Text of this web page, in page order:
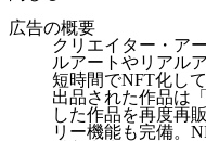
広告の概要
クリエイター・ア
ルアートやリアル
短時間でNFT化し
出品された作品は
した作品を再度再
リー機能も完備。